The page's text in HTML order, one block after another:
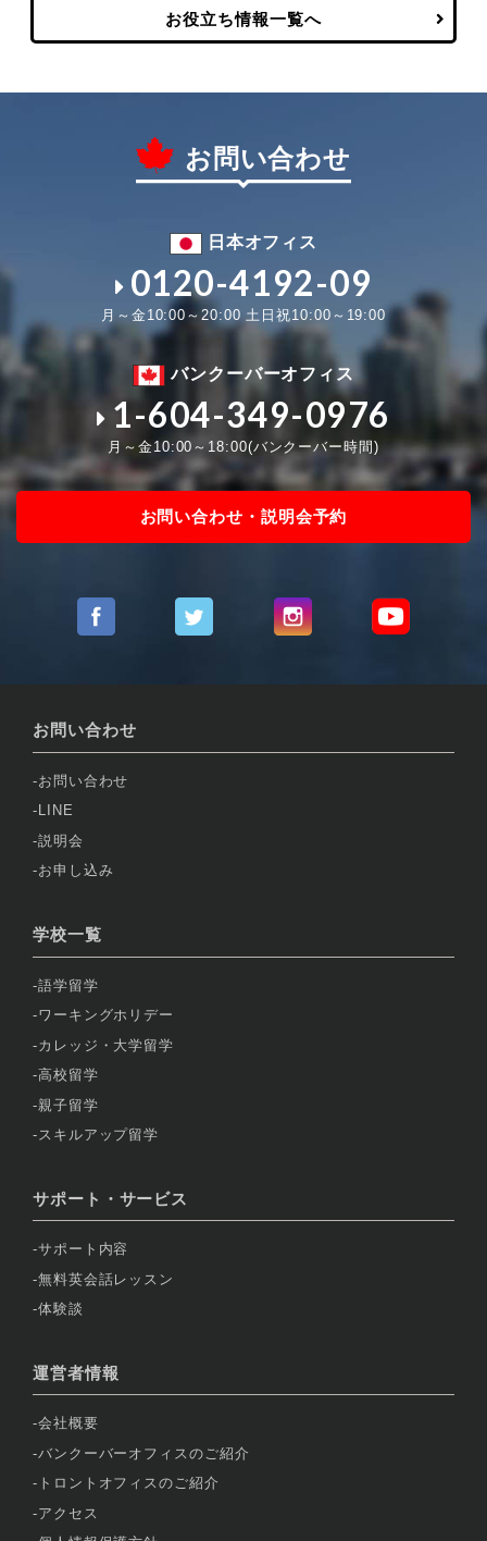
お役立ち情報一覧へ
お問い合わせ
日本オフィス
0120-4192-09
月～金10:00～20:00 土日祝10:00～19:00
バンクーバーオフィス
1-604-349-0976
月～金10:00～18:00(バンクーバー時間)
お問い合わせ・説明会予約
お問い合わせ
お問い合わせ
LINE
説明会
お申し込み
学校一覧
語学留学
ワーキングホリデー
カレッジ・大学留学
高校留学
親子留学
スキルアップ留学
サポート・サービス
サポート内容
無料英会話レッスン
体験談
運営者情報
会社概要
バンクーバーオフィスのご紹介
トロントオフィスのご紹介
アクセス